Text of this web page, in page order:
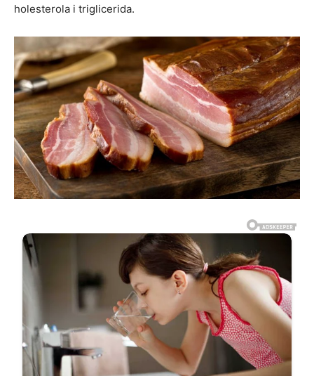
holesterola i triglicerida.